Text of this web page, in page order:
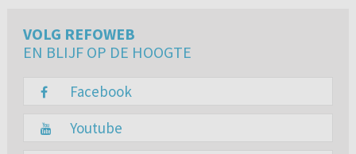
VOLG REFOWEB
EN BLIJF OP DE HOOGTE
Facebook
Youtube